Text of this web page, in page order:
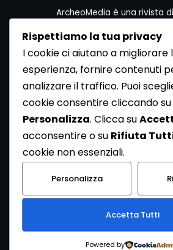
ArcheoMedia è una rivista
Per contattare la
seguenti recapiti:
Redazione ArcheoMedia c/
Via Gioberti 80/D - 10128
Tel 011.5806363 - Fax
http://www.mediares.to.it
http://
Rispettiamo la tua privacy
I cookie ci aiutano a migliorare
esperienza, fornire contenuti
analizzare il traffico. Puoi
cookie consentire cliccando su
Personalizza. Clicca su
acconsentire o su Rifiuta
cookie non essenziali.
Personalizza
Accetta Tutti
Powered by